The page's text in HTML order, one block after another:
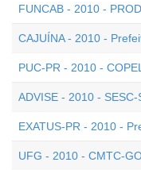
FUNCAB - 2010 -
CAJUÍNA - 2010 -
PUC-PR - 2010 -
ADVISE - 2010 -
EXATUS-PR - 2010 -
UFG - 2010 - CMTC-